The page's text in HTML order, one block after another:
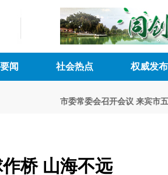
闻 社会热点 权威发布
市委常委会召开会议 来宾市五届人
桥 山海不远